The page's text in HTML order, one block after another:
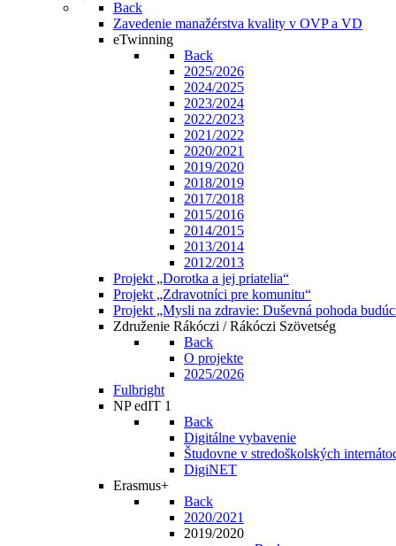
Back
Zavedenie manažérstva kvality v OVP a VD
eTwinning
Back
2025/2026
2024/2025
2023/2024
2022/2023
2021/2022
2020/2021
2019/2020
2018/2019
2017/2018
2015/2016
2014/2015
2013/2014
2012/2013
Projekt „Dorotka a jej priatelia“
Projekt „Zdravotníci pre komunitu“
Projekt „Mysli na zdravie: Duševná pohoda
Združenie Rákóczi / Rákóczi Szövetség
Back
O projekte
2025/2026
Fulbright
NP edIT 1
Back
Digitálne vybavenie
Študovne v stredoškolských
DigiNET
Erasmus+
Back
2020/2021
2019/2020